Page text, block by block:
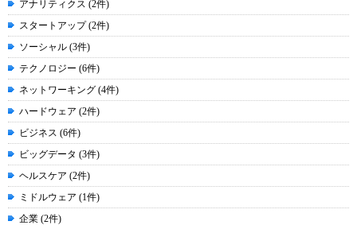
アナリティクス (2件)
スタートアップ (2件)
ソーシャル (3件)
テクノロジー (6件)
ネットワーキング (4件)
ハードウェア (2件)
ビジネス (6件)
ビッグデータ (3件)
ヘルスケア (2件)
ミドルウェア (1件)
企業 (2件)